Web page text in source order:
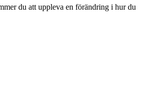
du att uppleva en förändring i hur du